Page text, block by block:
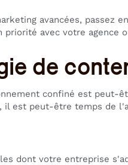
avancées, passez
avec votre agence
de
confiné est peut-
il est peut-être temps de
dont votre entreprise